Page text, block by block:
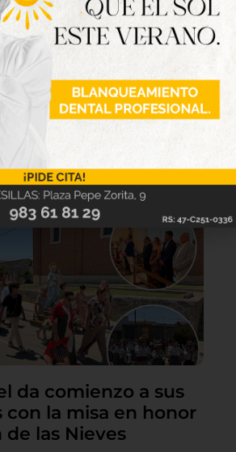
da comienzo a sus
con la misa en honor
de las Nieves